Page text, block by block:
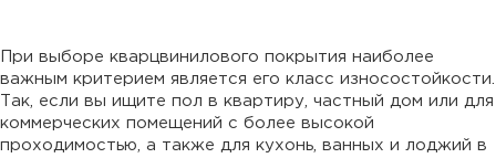
При выборе кварцвинилового покрытия наиболее
важным критерием является его класс износостойкости.
Так, если вы ищите пол в квартиру, частный дом или для
коммерческих помещений с более высокой
проходимостью, а также для кухонь, ванных и лоджий в